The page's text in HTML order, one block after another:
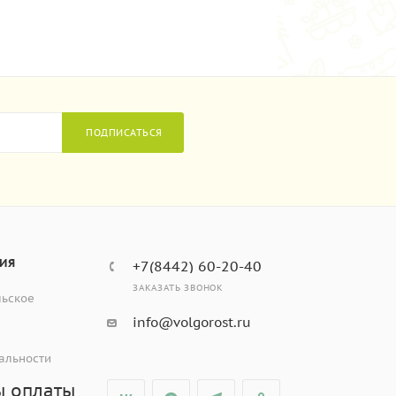
ПОДПИСАТЬСЯ
оплаты
+7(8442) 60-20-40
ЗАКАЗАТЬ ЗВОНОК
info@volgorost.ru